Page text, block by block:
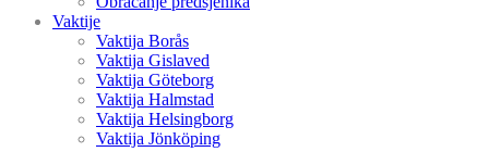
Vaktije
Vaktija Borås
Vaktija Gislaved
Vaktija Göteborg
Vaktija Halmstad
Vaktija Helsingborg
Vaktija Jönköping